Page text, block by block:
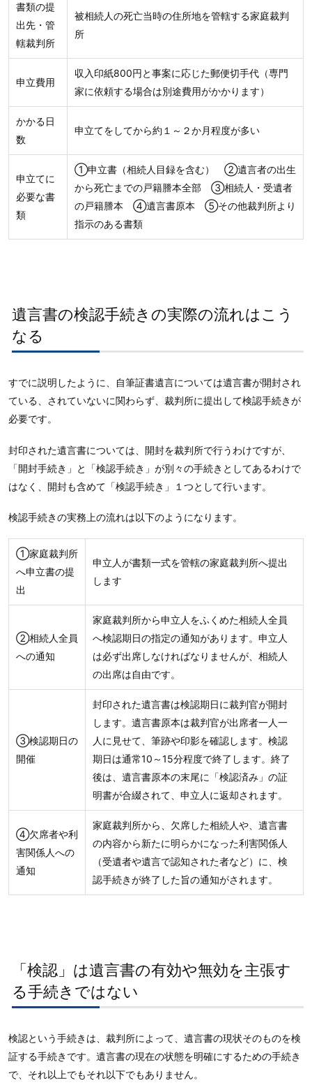
書類の提
出先・管
轄裁判所
被相続人の死亡当時の住所地を管轄する家庭裁判
所
申立費用
収入印紙800円と事案に応じた郵便切手代（専門
家に依頼する場合は別途費用がかかります）
かかる日
数
申立てをしてから約１～２か月程度が多い
申立てに
必要な書
類
①申立書（相続人目録を含む） ②遺言者の出生
から死亡までの戸籍謄本全部 ③相続人・受遺者
の戸籍謄本 ④遺言書原本 ⑤その他裁判所より
指示のある書類
遺言書の検認手続きの実際の流れはこう
なる
すでに説明したように、自筆証書遺言については遺言書が開封され
ている、されていないに関わらず、裁判所に提出して検認手続きが
必要です。
封印された遺言書については、開封を裁判所で行うわけですが、
「開封手続き」と「検認手続き」が別々の手続きとしてあるわけで
はなく、開封も含めて「検認手続き」１つとして行います。
検認手続きの実務上の流れは以下のようになります。
①家庭裁判所
へ申立書の提
出
申立人が書類一式を管轄の家庭裁判所へ提出
します
②相続人全員
への通知
家庭裁判所から申立人をふくめた相続人全員
へ検認期日の指定の通知があります。申立人
は必ず出席しなければなりませんが、相続人
の出席は自由です。
③検認期日の
開催
封印された遺言書は検認期日に裁判官が開封
します。遺言書原本は裁判官が出席者一人一
人に見せて、筆跡や印影を確認します。検認
期日は通常10～15分程度で終了します。終了
後は、遺言書原本の末尾に「検認済み」の証
明書が合綴されて、申立人に返却されます。
④欠席者や利
害関係人への
通知
家庭裁判所から、欠席した相続人や、遺言書
の内容から新たに明らかになった利害関係人
（受遺者や遺言で認知された者など）に、検
認手続きが終了した旨の通知がされます。
「検認」は遺言書の有効や無効を主張す
る手続きではない
検認という手続きは、裁判所によって、遺言書の現状そのものを検
証する手続きです。遺言書の現在の状態を明確にするための手続き
で、それ以上でもそれ以下でもありません。